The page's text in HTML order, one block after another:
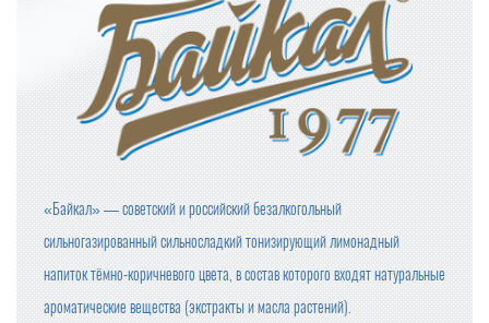
«Байкал» — советский и российский безалкогольный
сильногазированный сильносладкий тонизирующий лимонадный
напиток тёмно-коричневого цвета, в состав которого входят натуральные
ароматические вещества (экстракты и масла растений).